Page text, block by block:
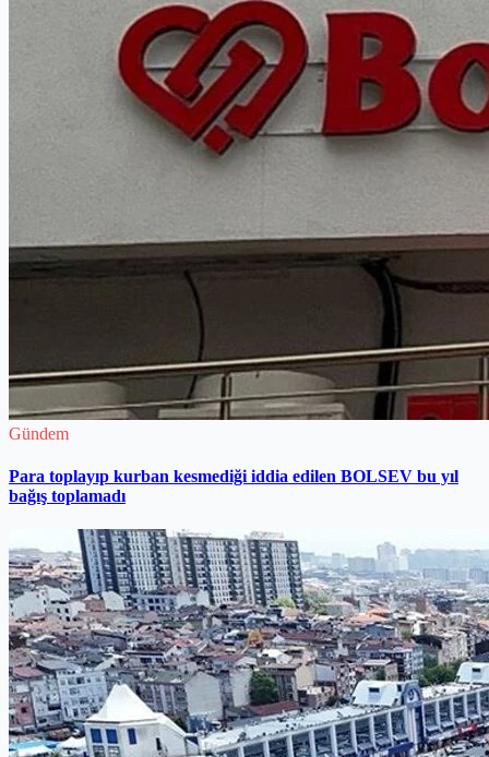
Gündem
Para toplayıp kurban kesmediği iddia edilen BOLSEV bu yıl
bağış toplamadı